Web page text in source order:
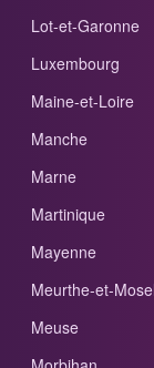
Lot-et-Garonne
Luxembourg
Maine-et-Loire
Manche
Marne
Martinique
Mayenne
Meurthe-et-
Meuse